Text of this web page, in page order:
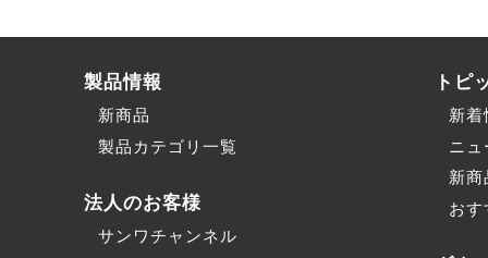
製品情報
新商品
製品カテゴリ一覧
法人のお客様
サンワチャンネル
トピ
新
ニ
新商
お